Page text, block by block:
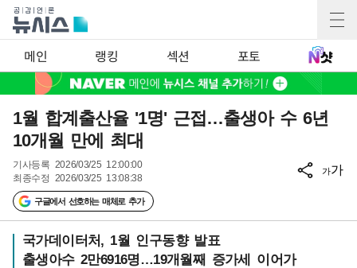
메인 랭킹 섹션 포토
1월 합계출산율 '1명' 근접…출생아 수 6년
10개월 만에 최대
기사등록 2026/03/25 12:00:00
최종수정 2026/03/25 13:08:38
구글에서 선호하는 매체로 추가
가가
국가데이터처, 1월 인구동향 발표
출생아수 2만6916명…19개월째 증가세 이어가